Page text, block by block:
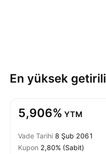
En yüksek getirili
5,906% YTM
Vade Tarihi 8 Şub 2061
Kupon 2,80% (Sabit)